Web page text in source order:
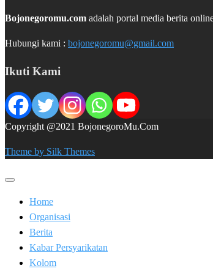
Bojonegoromu.com adalah portal media berita
Hubungi kami : bojonegoromu@gmail.com
Ikuti Kami
Copyright @2021 BojonegoroMu.Com
Theme by Silk Themes
Home
Organisasi
Berita
Kabar Persyarikatan
Kolom